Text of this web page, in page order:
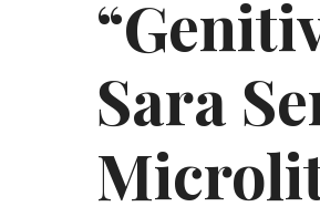
Sara